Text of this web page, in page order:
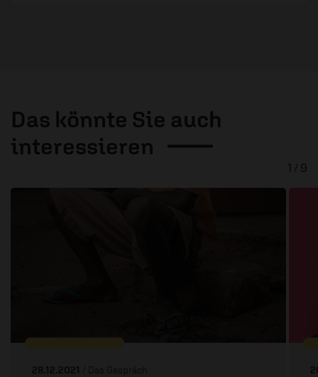
Das könnte Sie auch
interessieren
28.12.2021 / Das Gespräch
1 / 9